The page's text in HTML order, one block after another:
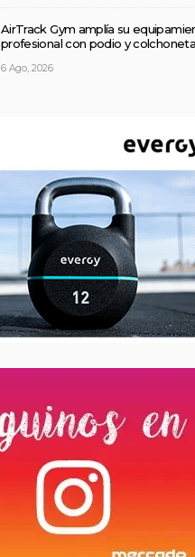
AirTrack Gym amplía su
profesional con podio y colchoneta
6 Ago, 2026